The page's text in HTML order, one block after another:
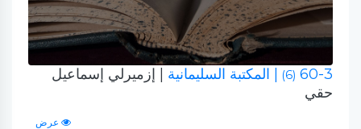
60-3
(6) | المكتبة السليمانية
| إزميرلي إسماعيل
حقي
عرض